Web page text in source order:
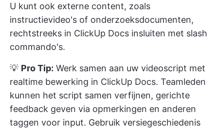
U kunt ook externe content, zoals
instructievideo's of onderzoeksdocumenten,
rechtstreeks in ClickUp Docs insluiten met slash
commando's.
💡 Pro Tip: Werk samen aan uw videoscript met
realtime bewerking in ClickUp Docs. Teamleden
kunnen het script samen verfijnen, gerichte
feedback geven via opmerkingen en anderen
taggen voor input. Gebruik versiegeschiedenis